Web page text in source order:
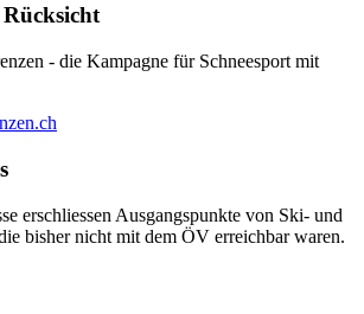
- die Kampagne für Schneesport mit
erschliessen Ausgangspunkte von Ski- und
bisher nicht mit dem ÖV erreichbar waren.